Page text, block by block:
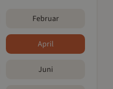
Februar
April
Juni